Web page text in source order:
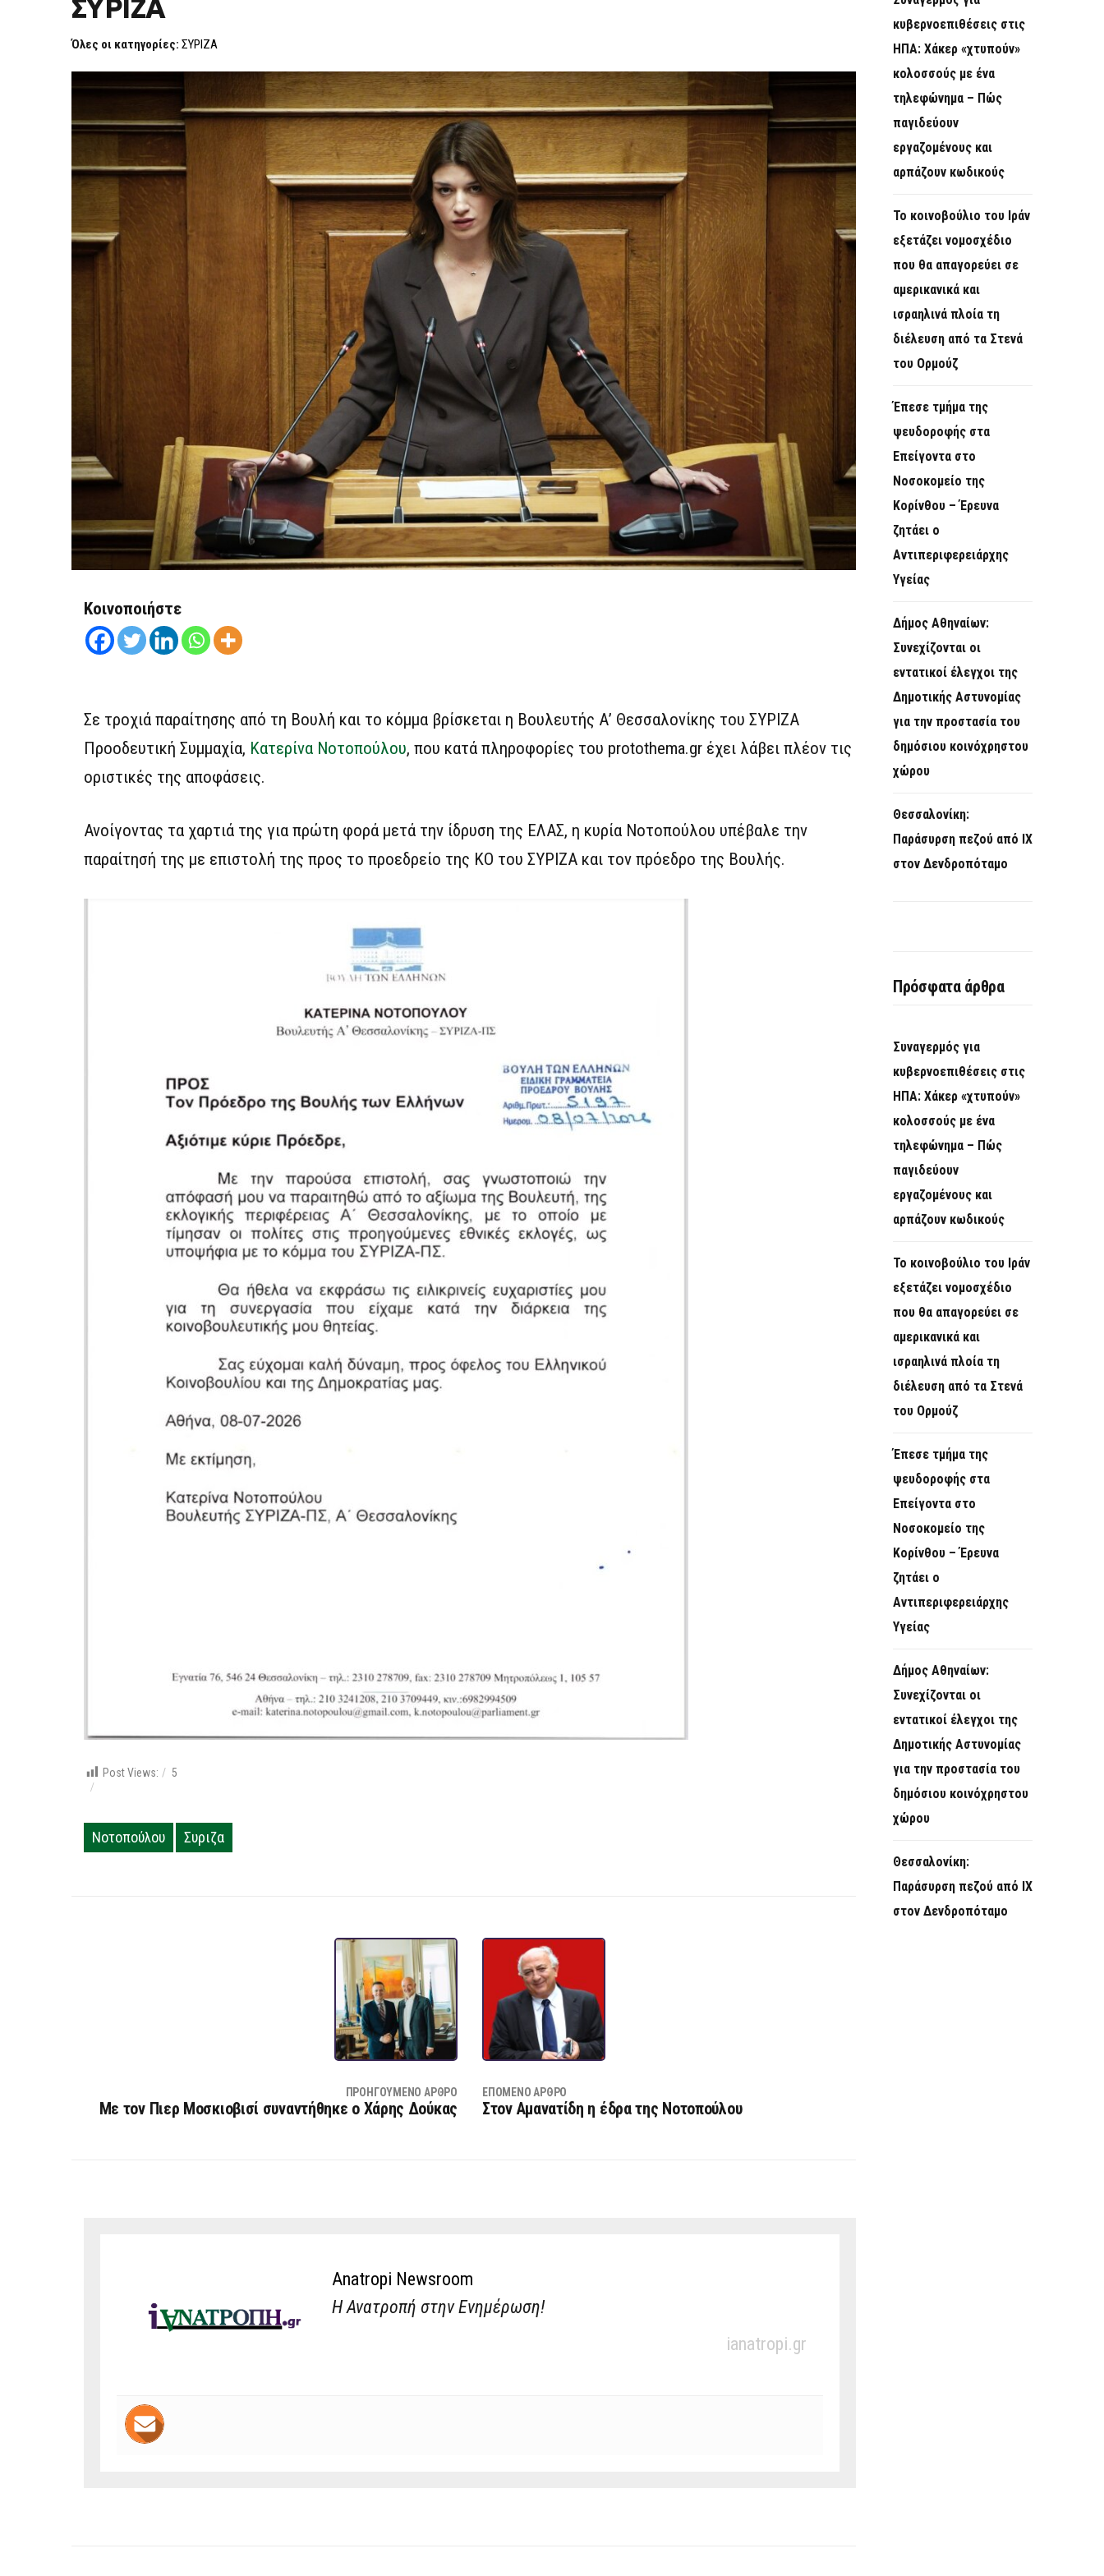
ΤΟΥ
ΣΥΡΙΖΑ
Όλες οι κατηγορίες: ΣΥΡΙΖΑ
Κοινοποιήστε
Σε τροχιά παραίτησης από τη Βουλή και το κόμμα βρίσκεται η Βουλευτής Α’ Θεσσαλονίκης του ΣΥΡΙΖΑ
Προοδευτική Συμμαχία, Κατερίνα Νοτοπούλου, που κατά πληροφορίες του protothema.gr έχει λάβει πλέον τις
οριστικές της αποφάσεις.
Ανοίγοντας τα χαρτιά της για πρώτη φορά μετά την ίδρυση της ΕΛΑΣ, η κυρία Νοτοπούλου υπέβαλε την
παραίτησή της με επιστολή της προς το προεδρείο της ΚΟ του ΣΥΡΙΖΑ και τον πρόεδρο της Βουλής.
Post Views: 5
Νοτοπούλου Συριζα
ΠΡΟΗΓΟΎΜΕΝΟ ΆΡΘΡΟ
Με τον Πιερ Μοσκιοβισί συναντήθηκε ο Χάρης Δούκας
ΕΠΌΜΕΝΟ ΆΡΘΡΟ
Στον Αμανατίδη η έδρα της Νοτοπούλου
Anatropi Newsroom
Η Ανατροπή στην Ενημέρωση!
ianatropi.gr
κυβερνοεπιθέσεις στις
ΗΠΑ: Χάκερ «χτυπούν»
κολοσσούς με ένα
τηλεφώνημα – Πώς
παγιδεύουν
εργαζομένους και
αρπάζουν κωδικούς
Το κοινοβούλιο του Ιράν
εξετάζει νομοσχέδιο
που θα απαγορεύει σε
αμερικανικά και
ισραηλινά πλοία τη
διέλευση από τα Στενά
του Ορμούζ
Έπεσε τμήμα της
ψευδοροφής στα
Επείγοντα στο
Νοσοκομείο της
Κορίνθου – Έρευνα
ζητάει ο
Αντιπεριφερειάρχης
Υγείας
Δήμος Αθηναίων:
Συνεχίζονται οι
εντατικοί έλεγχοι της
Δημοτικής Αστυνομίας
για την προστασία του
δημόσιου κοινόχρηστου
χώρου
Θεσσαλονίκη:
Παράσυρση πεζού από ΙΧ
στον Δενδροπόταμο
Πρόσφατα άρθρα
Συναγερμός για
κυβερνοεπιθέσεις στις
ΗΠΑ: Χάκερ «χτυπούν»
κολοσσούς με ένα
τηλεφώνημα – Πώς
παγιδεύουν
εργαζομένους και
αρπάζουν κωδικούς
Το κοινοβούλιο του Ιράν
εξετάζει νομοσχέδιο
που θα απαγορεύει σε
αμερικανικά και
ισραηλινά πλοία τη
διέλευση από τα Στενά
του Ορμούζ
Έπεσε τμήμα της
ψευδοροφής στα
Επείγοντα στο
Νοσοκομείο της
Κορίνθου – Έρευνα
ζητάει ο
Αντιπεριφερειάρχης
Υγείας
Δήμος Αθηναίων:
Συνεχίζονται οι
εντατικοί έλεγχοι της
Δημοτικής Αστυνομίας
για την προστασία του
δημόσιου κοινόχρηστου
χώρου
Θεσσαλονίκη:
Παράσυρση πεζού από ΙΧ
στον Δενδροπόταμο